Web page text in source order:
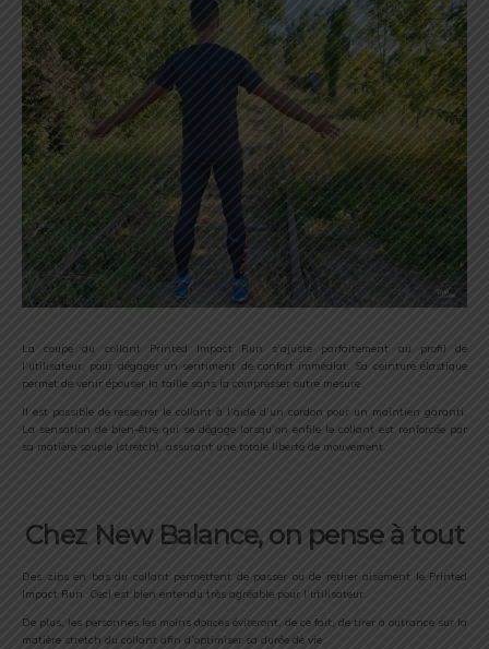
La coupe du collant Printed Impact Run s’ajuste parfaitement au profil de
l’utilisateur, pour dégager un sentiment de confort immédiat. Sa ceinture élastique
permet de venir épouser la taille sans la compresser outre mesure.
Il est possible de resserrer le collant à l’aide d’un cordon pour un maintien garanti.
La sensation de bien-être qui se dégage lorsqu’on enfile le collant est renforcée par
sa matière souple (stretch), assurant une totale liberté de mouvement.
Chez New Balance, on pense à tout
Des zips en bas du collant permettent de passer ou de retirer aisément le Printed
Impact Run. Ceci est bien entendu très agréable pour l’utilisateur.
De plus, les personnes les moins douces éviteront, de ce fait, de tirer à outrance sur la
matière stretch du collant afin d’optimiser sa durée de vie.